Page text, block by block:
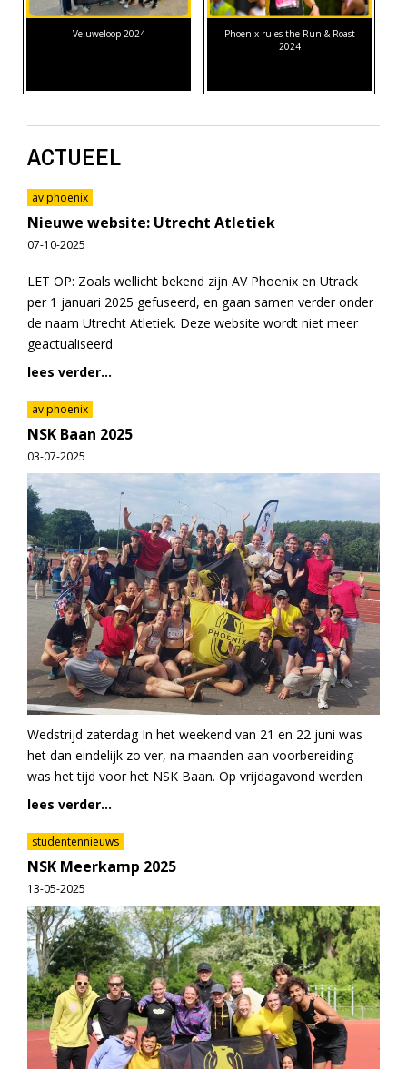
Veluweloop 2024
Phoenix rules the Run & Roast
2024
ACTUEEL
av phoenix
Nieuwe website: Utrecht Atletiek
07-10-2025
LET OP: Zoals wellicht bekend zijn AV Phoenix en Utrack
per 1 januari 2025 gefuseerd, en gaan samen verder onder
de naam Utrecht Atletiek. Deze website wordt niet meer
geactualiseerd
lees verder...
av phoenix
NSK Baan 2025
03-07-2025
Wedstrijd zaterdag In het weekend van 21 en 22 juni was
het dan eindelijk zo ver, na maanden aan voorbereiding
was het tijd voor het NSK Baan. Op vrijdagavond werden
lees verder...
studentennieuws
NSK Meerkamp 2025
13-05-2025